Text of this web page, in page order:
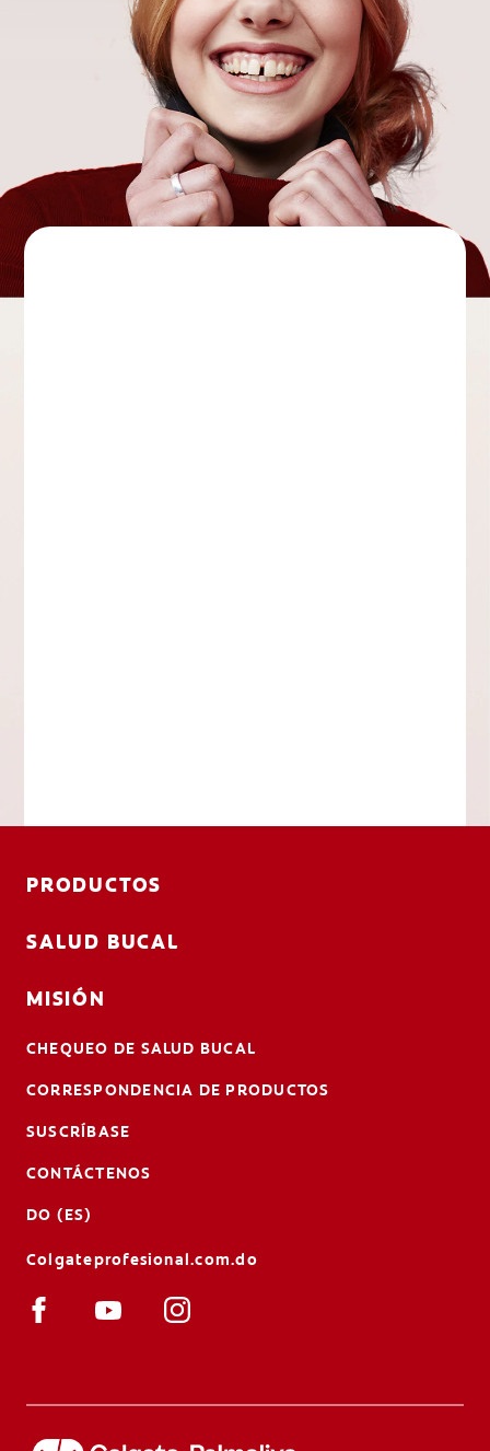
PRODUCTOS
SALUD BUCAL
MISIÓN
CHEQUEO DE SALUD BUCAL
CORRESPONDENCIA DE PRODUCTOS
SUSCRÍBASE
CONTÁCTENOS
DO (ES)
Colgateprofesional.com.do